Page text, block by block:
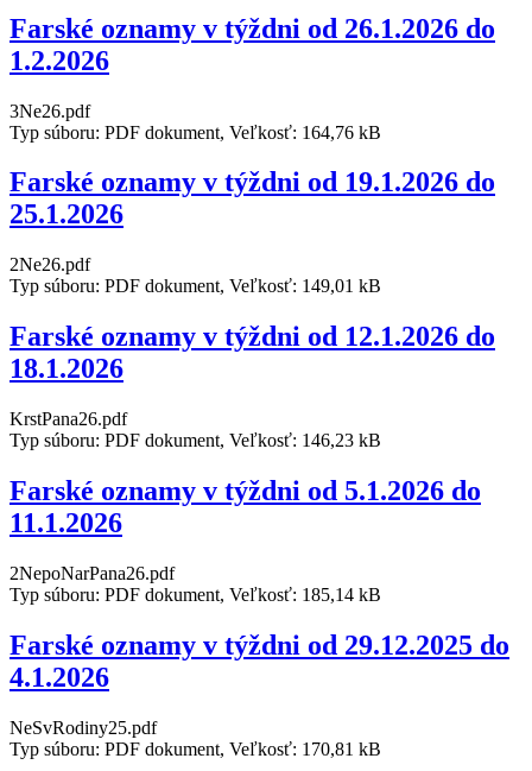
Farské oznamy v týždni od 26.1.2026 do
1.2.2026
3Ne26.pdf
Typ súboru: PDF dokument, Veľkosť: 164,76 kB
Farské oznamy v týždni od 19.1.2026 do
25.1.2026
2Ne26.pdf
Typ súboru: PDF dokument, Veľkosť: 149,01 kB
Farské oznamy v týždni od 12.1.2026 do
18.1.2026
KrstPana26.pdf
Typ súboru: PDF dokument, Veľkosť: 146,23 kB
Farské oznamy v týždni od 5.1.2026 do
11.1.2026
2NepoNarPana26.pdf
Typ súboru: PDF dokument, Veľkosť: 185,14 kB
Farské oznamy v týždni od 29.12.2025 do
4.1.2026
NeSvRodiny25.pdf
Typ súboru: PDF dokument, Veľkosť: 170,81 kB